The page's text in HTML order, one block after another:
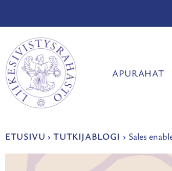
APURAHAT
ETUSIVU ›TUTKIJABLOGI › Sales